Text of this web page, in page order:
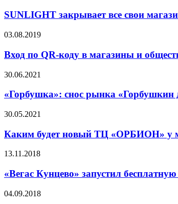
SUNLIGHT закрывает все свои
03.08.2019
Вход по QR-коду в магазины и
30.06.2021
«Горбушка»: снос рынка «Горбушкин
30.05.2021
Каким будет новый ТЦ «ОРБИОН» у
13.11.2018
«Вегас Кунцево» запустил
04.09.2018